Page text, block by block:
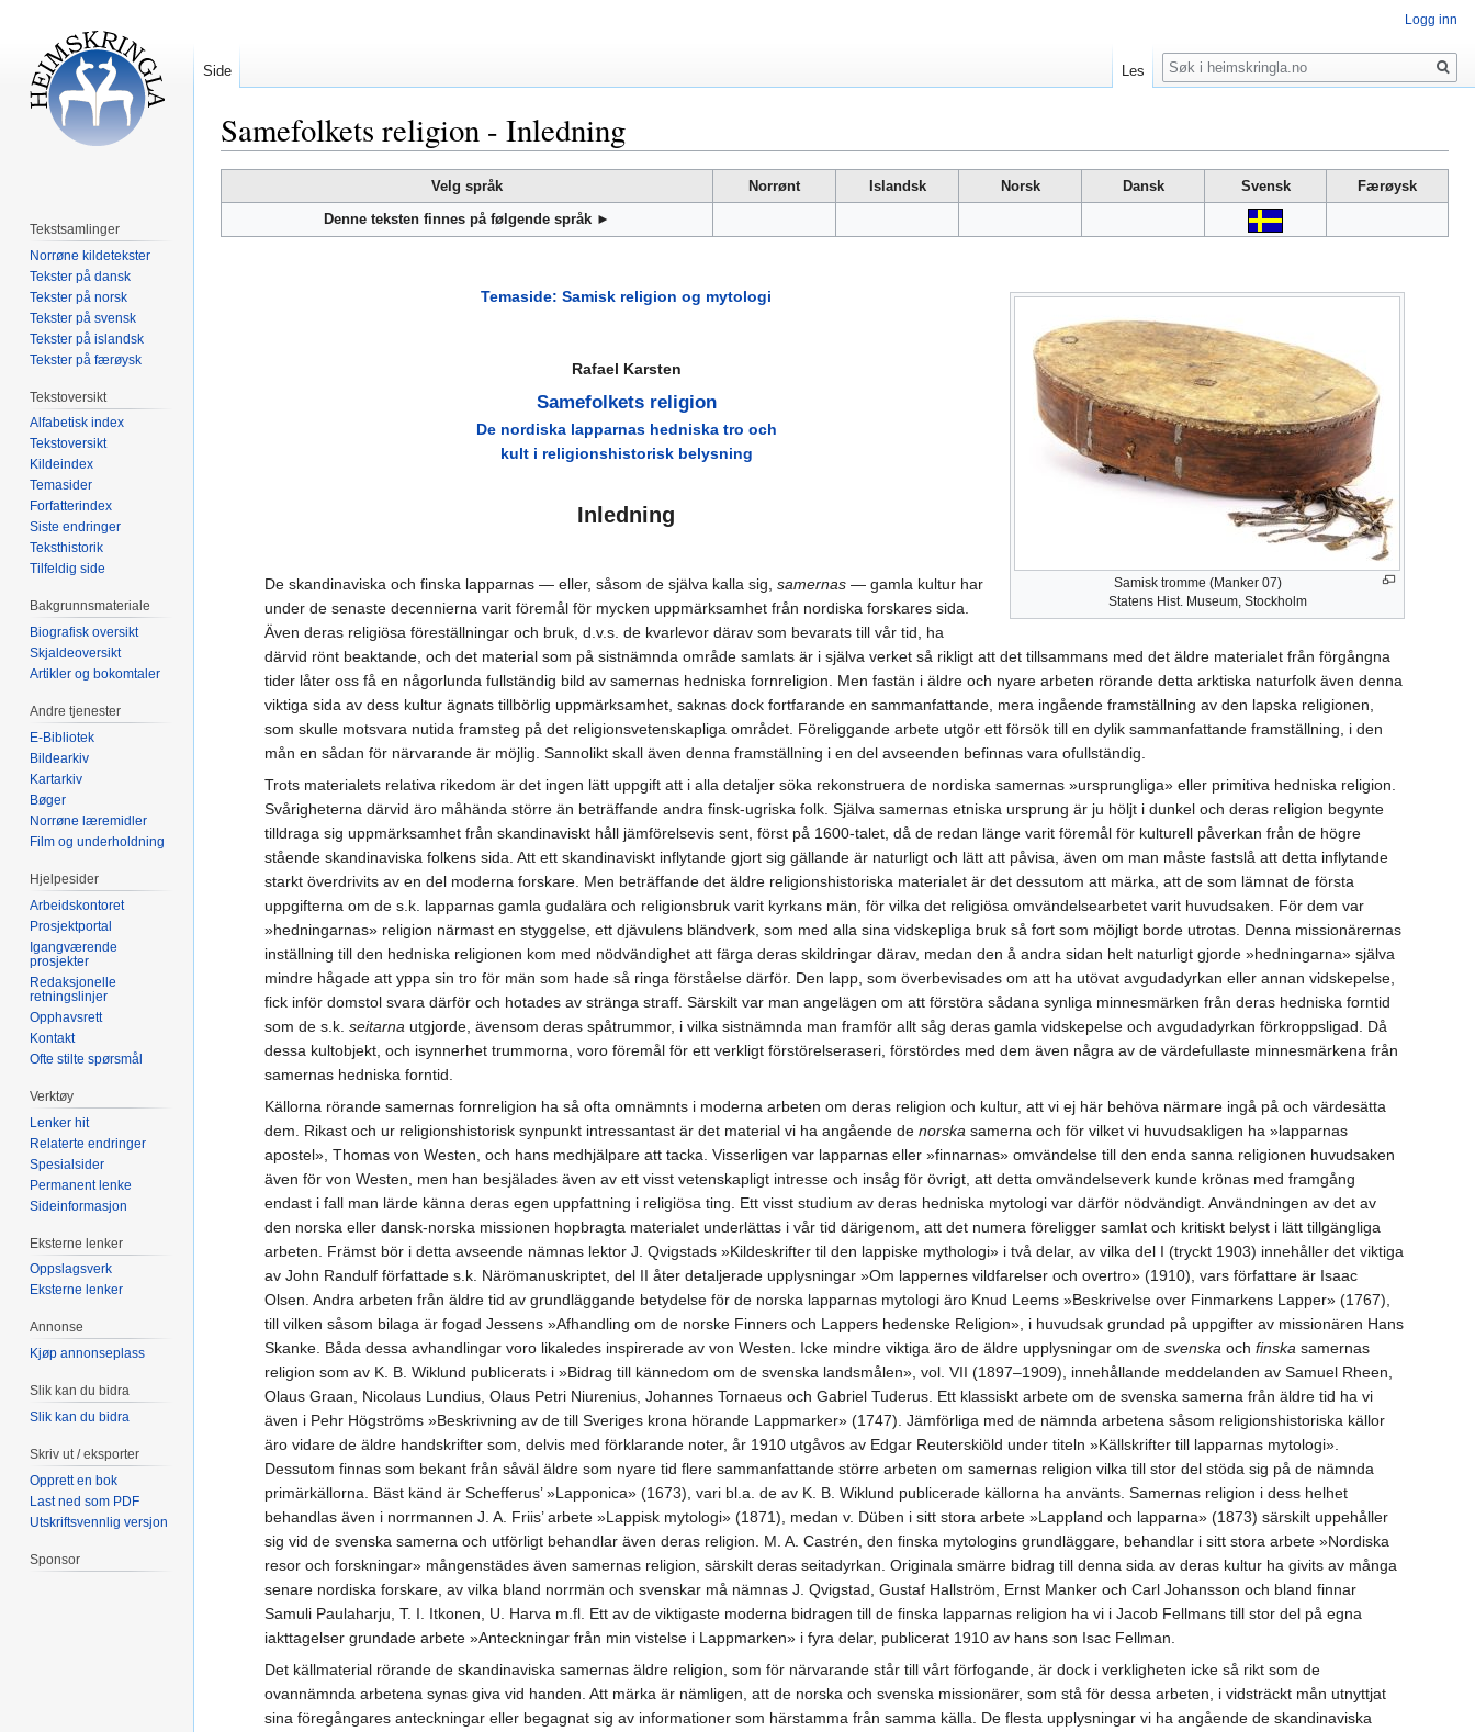
Samefolkets religion - Inledning
til
til
Velg språk Norrønt Islandsk Norsk Dansk Svensk
Færøysk
Denne teksten finnes på følgende språk ►
Samisk tromme (Manker 07)
Statens Hist. Museum, Stockholm
Temaside: Samisk religion og mytologi
Rafael Karsten
Samefolkets religion
De nordiska lapparnas hedniska tro och
kult i religionshistorisk belysning
Inledning
De skandinaviska och finska lapparnas — eller, såsom de själva kalla sig, samernas — gamla kultur har
under de senaste decennierna varit föremål för mycken uppmärksamhet från nordiska forskares sida.
Även deras religiösa föreställningar och bruk, d.v.s. de kvarlevor därav som bevarats till vår tid, ha
därvid rönt beaktande, och det material som på sistnämnda område samlats är i själva verket så rikligt att det tillsammans med det äldre materialet från förgångna
tider låter oss få en någorlunda fullständig bild av samernas hedniska fornreligion. Men fastän i äldre och nyare arbeten rörande detta arktiska naturfolk även denna
viktiga sida av dess kultur ägnats tillbörlig uppmärksamhet, saknas dock fortfarande en sammanfattande, mera ingående framställning av den lapska religionen,
som skulle motsvara nutida framsteg på det religionsvetenskapliga området. Föreliggande arbete utgör ett försök till en dylik sammanfattande framställning, i den
mån en sådan för närvarande är möjlig. Sannolikt skall även denna framställning i en del avseenden befinnas vara ofullständig.
Trots materialets relativa rikedom är det ingen lätt uppgift att i alla detaljer söka rekonstruera de nordiska samernas »ursprungliga» eller primitiva hedniska religion.
Svårigheterna därvid äro måhända större än beträffande andra finsk-ugriska folk. Själva samernas etniska ursprung är ju höljt i dunkel och deras religion begynte
tilldraga sig uppmärksamhet från skandinaviskt håll jämförelsevis sent, först på 1600-talet, då de redan länge varit föremål för kulturell påverkan från de högre
stående skandinaviska folkens sida. Att ett skandinaviskt inflytande gjort sig gällande är naturligt och lätt att påvisa, även om man måste fastslå att detta inflytande
starkt överdrivits av en del moderna forskare. Men beträffande det äldre religionshistoriska materialet är det dessutom att märka, att de som lämnat de första
uppgifterna om de s.k. lapparnas gamla gudalära och religionsbruk varit kyrkans män, för vilka det religiösa omvändelsearbetet varit huvudsaken. För dem var
»hedningarnas» religion närmast en styggelse, ett djävulens bländverk, som med alla sina vidskepliga bruk så fort som möjligt borde utrotas. Denna missionärernas
inställning till den hedniska religionen kom med nödvändighet att färga deras skildringar därav, medan den å andra sidan helt naturligt gjorde »hedningarna» själva
mindre hågade att yppa sin tro för män som hade så ringa förståelse därför. Den lapp, som överbevisades om att ha utövat avgudadyrkan eller annan vidskepelse,
fick inför domstol svara därför och hotades av stränga straff. Särskilt var man angelägen om att förstöra sådana synliga minnesmärken från deras hedniska forntid
som de s.k. seitarna utgjorde, ävensom deras spåtrummor, i vilka sistnämnda man framför allt såg deras gamla vidskepelse och avgudadyrkan förkroppsligad. Då
dessa kultobjekt, och isynnerhet trummorna, voro föremål för ett verkligt förstörelseraseri, förstördes med dem även några av de värdefullaste minnesmärkena från
samernas hedniska forntid.
Källorna rörande samernas fornreligion ha så ofta omnämnts i moderna arbeten om deras religion och kultur, att vi ej här behöva närmare ingå på och värdesätta
dem. Rikast och ur religionshistorisk synpunkt intressantast är det material vi ha angående de norska samerna och för vilket vi huvudsakligen ha »lapparnas
apostel», Thomas von Westen, och hans medhjälpare att tacka. Visserligen var lapparnas eller »finnarnas» omvändelse till den enda sanna religionen huvudsaken
även för von Westen, men han besjälades även av ett visst vetenskapligt intresse och insåg för övrigt, att detta omvändelseverk kunde krönas med framgång
endast i fall man lärde känna deras egen uppfattning i religiösa ting. Ett visst studium av deras hedniska mytologi var därför nödvändigt. Användningen av det av
den norska eller dansk-norska missionen hopbragta materialet underlättas i vår tid därigenom, att det numera föreligger samlat och kritiskt belyst i lätt tillgängliga
arbeten. Främst bör i detta avseende nämnas lektor J. Qvigstads »Kildeskrifter til den lappiske mythologi» i två delar, av vilka del I (tryckt 1903) innehåller det viktiga
av John Randulf författade s.k. Närömanuskriptet, del II åter detaljerade upplysningar »Om lappernes vildfarelser och overtro» (1910), vars författare är Isaac
Olsen. Andra arbeten från äldre tid av grundläggande betydelse för de norska lapparnas mytologi äro Knud Leems »Beskrivelse over Finmarkens Lapper» (1767),
till vilken såsom bilaga är fogad Jessens »Afhandling om de norske Finners och Lappers hedenske Religion», i huvudsak grundad på uppgifter av missionären Hans
Skanke. Båda dessa avhandlingar voro likaledes inspirerade av von Westen. Icke mindre viktiga äro de äldre upplysningar om de svenska och finska samernas
religion som av K. B. Wiklund publicerats i »Bidrag till kännedom om de svenska landsmålen», vol. VII (1897–1909), innehållande meddelanden av Samuel Rheen,
Olaus Graan, Nicolaus Lundius, Olaus Petri Niurenius, Johannes Tornaeus och Gabriel Tuderus. Ett klassiskt arbete om de svenska samerna från äldre tid ha vi
även i Pehr Högströms »Beskrivning av de till Sveriges krona hörande Lappmarker» (1747). Jämförliga med de nämnda arbetena såsom religionshistoriska källor
äro vidare de äldre handskrifter som, delvis med förklarande noter, år 1910 utgåvos av Edgar Reuterskiöld under titeln »Källskrifter till lapparnas mytologi».
Dessutom finnas som bekant från såväl äldre som nyare tid flere sammanfattande större arbeten om samernas religion vilka till stor del stöda sig på de nämnda
primärkällorna. Bäst känd är Schefferus’ »Lapponica» (1673), vari bl.a. de av K. B. Wiklund publicerade källorna ha använts. Samernas religion i dess helhet
behandlas även i norrmannen J. A. Friis’ arbete »Lappisk mytologi» (1871), medan v. Düben i sitt stora arbete »Lappland och lapparna» (1873) särskilt uppehåller
sig vid de svenska samerna och utförligt behandlar även deras religion. M. A. Castrén, den finska mytologins grundläggare, behandlar i sitt stora arbete »Nordiska
resor och forskningar» mångenstädes även samernas religion, särskilt deras seitadyrkan. Originala smärre bidrag till denna sida av deras kultur ha givits av många
senare nordiska forskare, av vilka bland norrmän och svenskar må nämnas J. Qvigstad, Gustaf Hallström, Ernst Manker och Carl Johansson och bland finnar
Samuli Paulaharju, T. I. Itkonen, U. Harva m.fl. Ett av de viktigaste moderna bidragen till de finska lapparnas religion ha vi i Jacob Fellmans till stor del på egna
iakttagelser grundade arbete »Anteckningar från min vistelse i Lappmarken» i fyra delar, publicerat 1910 av hans son Isac Fellman.
Det källmaterial rörande de skandinaviska samernas äldre religion, som för närvarande står till vårt förfogande, är dock i verkligheten icke så rikt som de
ovannämnda arbetena synas giva vid handen. Att märka är nämligen, att de norska och svenska missionärer, som stå för dessa arbeten, i vidsträckt mån utnyttjat
sina föregångares anteckningar eller begagnat sig av informationer som härstamma från samma källa. De flesta upplysningar vi ha angående de skandinaviska
Logg inn
Side Les
Søk
Tekstsamlinger
Norrøne kildetekster
Tekster på dansk
Tekster på norsk
Tekster på svensk
Tekster på islandsk
Tekster på færøysk
Tekstoversikt
Alfabetisk index
Tekstoversikt
Kildeindex
Temasider
Forfatterindex
Siste endringer
Teksthistorik
Tilfeldig side
Bakgrunnsmateriale
Biografisk oversikt
Skjaldeoversikt
Artikler og bokomtaler
Andre tjenester
E-Bibliotek
Bildearkiv
Kartarkiv
Bøger
Norrøne læremidler
Film og underholdning
Hjelpesider
Arbeidskontoret
Prosjektportal
Igangværende
prosjekter
Redaksjonelle
retningslinjer
Opphavsrett
Kontakt
Ofte stilte spørsmål
Verktøy
Lenker hit
Relaterte endringer
Spesialsider
Permanent lenke
Sideinformasjon
Eksterne lenker
Oppslagsverk
Eksterne lenker
Annonse
Kjøp annonseplass
Slik kan du bidra
Slik kan du bidra
Skriv ut / eksporter
Opprett en bok
Last ned som PDF
Utskriftsvennlig versjon
Sponsor